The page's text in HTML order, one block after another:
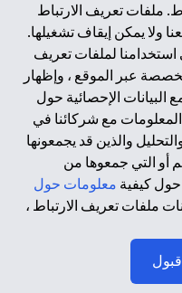
ملفات تعريف الارتباط
ولا يمكن إيقاف تشغيلها.
لملفات تعريف
عبر الموقع ، وإظهار
البيانات الإحصائية حول
مع شركائنا في
والذين قد يجمعونها
أو التي جمعوها من
كيفية معلومات حول
ملفات تعريف الارتباط ،
قبول
الإمارات المركزي تحت
أرقام التراخيص 202563 لفرع الوصل في دبي، 531989 لفرع مول
هاتف: 4000 311 04.
المتحدة مرخص من مصرف
أجنبي.
مرخص من هيئة الأوراق المالية
والسلع في الإمارات العربية المتحدة ("SCA") للقيام بالنشاط المالي لـ أ)
بموجب ترخيص رقم
الأسواق الدولية بموجب ترخيص